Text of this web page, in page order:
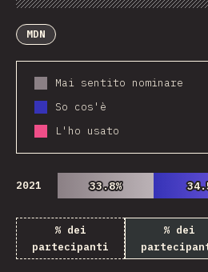
Grafico Dati
MDN
Mai sentito nominare
So cos'è
L'ho usato
2021 33.8%
33.8%
% dei
partecipanti
% dei